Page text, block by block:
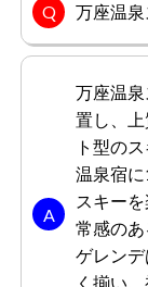
万座温
万座温
置し、
ト型の
温泉宿に
スキー
常感のあ
ゲレン
く揃い